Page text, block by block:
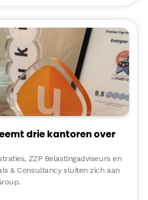
drie kantoren over
ZZP Belastingadviseurs en
& Consultancy sluiten zich aan